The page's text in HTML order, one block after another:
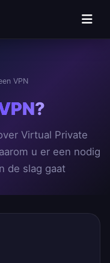
VPN
?
Virtual Private
u er een nodig
de slag gaat